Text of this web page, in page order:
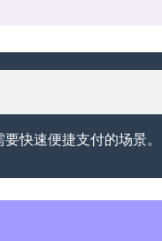
要快速便捷支付的场景。